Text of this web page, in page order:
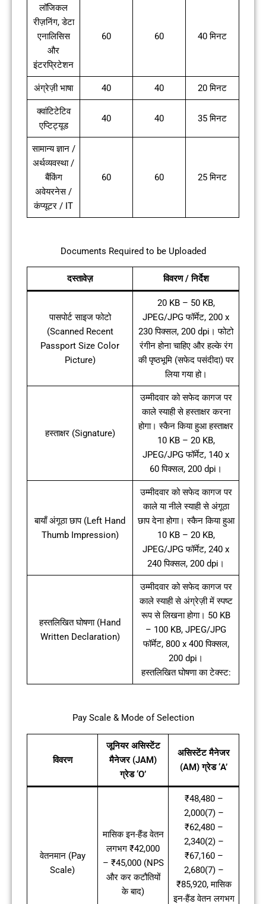
लॉजिकल
रीज़निंग, डेटा
एनालिसिस
और
इंटरप्रिटेशन
60 60 40 मिनट
अंग्रेज़ी भाषा 40 40 20 मिनट
क्वांटिटेटिव
एप्टिट्यूड
40 40 35 मिनट
सामान्य ज्ञान /
अर्थव्यवस्था /
बैंकिंग
अवेयरनेस /
कंप्यूटर / IT
60 60 25 मिनट
Documents Required to be Uploaded
दस्तावेज़ विवरण / निर्देश
पासपोर्ट साइज फोटो
(Scanned Recent
Passport Size Color
Picture)
20 KB – 50 KB,
JPEG/JPG फॉर्मेट, 200 x
230 पिक्सल, 200 dpi। फोटो
रंगीन होना चाहिए और हल्के रंग
की पृष्ठभूमि (सफेद पसंदीदा) पर
लिया गया हो।
हस्ताक्षर (Signature)
उम्मीदवार को सफेद कागज पर
काले स्याही से हस्ताक्षर करना
होगा। स्कैन किया हुआ हस्ताक्षर
10 KB – 20 KB,
JPEG/JPG फॉर्मेट, 140 x
60 पिक्सल, 200 dpi।
बायाँ अंगूठा छाप (Left Hand
Thumb Impression)
उम्मीदवार को सफेद कागज पर
काले या नीले स्याही से अंगूठा
छाप देना होगा। स्कैन किया हुआ
10 KB – 20 KB,
JPEG/JPG फॉर्मेट, 240 x
240 पिक्सल, 200 dpi।
हस्तलिखित घोषणा (Hand
Written Declaration)
उम्मीदवार को सफेद कागज पर
काले स्याही से अंग्रेज़ी में स्पष्ट
रूप से लिखना होगा। 50 KB
– 100 KB, JPEG/JPG
फॉर्मेट, 800 x 400 पिक्सल,
200 dpi।
हस्तलिखित घोषणा का टेक्स्ट:
Pay Scale & Mode of Selection
विवरण
जूनियर असिस्टेंट
मैनेजर (JAM)
ग्रेड ‘O’
असिस्टेंट मैनेजर
(AM) ग्रेड ‘A’
वेतनमान (Pay
Scale)
मासिक इन-हैंड वेतन
लगभग ₹42,000
– ₹45,000 (NPS
और कर कटौतियों
के बाद)
₹48,480 –
2,000(7) –
₹62,480 –
2,340(2) –
₹67,160 –
2,680(7) –
₹85,920, मासिक
इन-हैंड वेतन लगभग